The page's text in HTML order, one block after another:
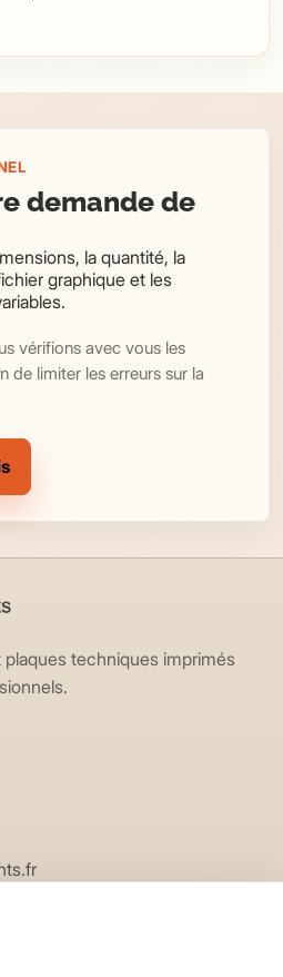
demande de
la quantité, la
graphique et les
vérifions avec vous les
de limiter les erreurs sur la
techniques imprimés